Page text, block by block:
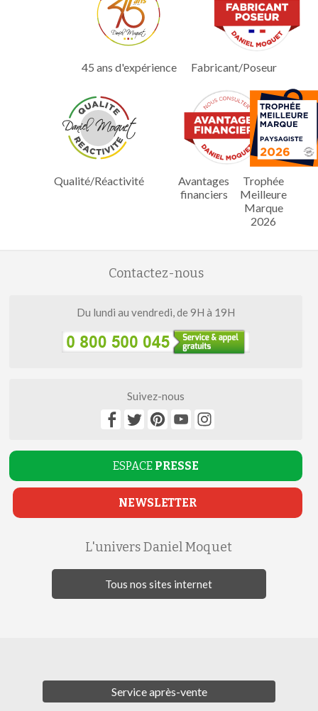
45 ans d'expérience Fabricant/Poseur
Qualité/Réactivité
Avantages
financiers
Trophée
Meilleure
Marque
2026
Contactez-nous
Du lundi au vendredi, de 9H à 19H
Suivez-nous
ESPACE PRESSE
NEWSLETTER
L'univers Daniel Moquet
Tous nos sites internet
Service après-vente